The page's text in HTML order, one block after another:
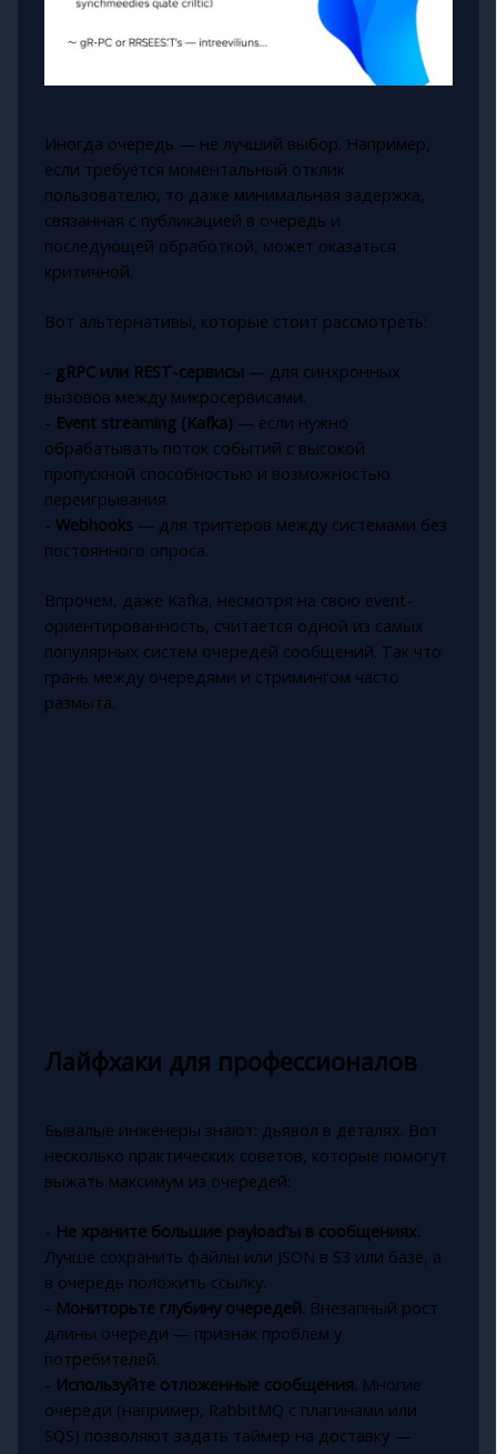
Иногда очередь — не лучший выбор. Например,
если требуется моментальный отклик
пользователю, то даже минимальная задержка,
связанная с публикацией в очередь и
последующей обработкой, может оказаться
критичной.
Вот альтернативы, которые стоит рассмотреть:
- gRPC или REST-сервисы— для синхронных
вызовов между микросервисами.
- Event streaming (Kafka)— если нужно
обрабатывать поток событий с высокой
пропускной способностью и возможностью
переигрывания.
- Webhooks— для триггеров между системами без
постоянного опроса.
Впрочем, даже Kafka, несмотря на свою event-
ориентированность, считается одной из самых
популярных систем очередей сообщений. Так что
грань между очередями и стримингом часто
размыта.
Лайфхаки для профессионалов
Бывалые инженеры знают: дьявол в деталях. Вот
несколько практических советов, которые помогут
выжать максимум из очередей:
- Не храните большие payload'ы в сообщениях.
Лучше сохранить файлы или JSON в S3 или базе, а
в очередь положить ссылку.
- Мониторьте глубину очередей.Внезапный рост
длины очереди — признак проблем у
потребителей.
- Используйте отложенные сообщения.Многие
очереди (например, RabbitMQ с плагинами или
SQS) позволяют задать таймер на доставку —